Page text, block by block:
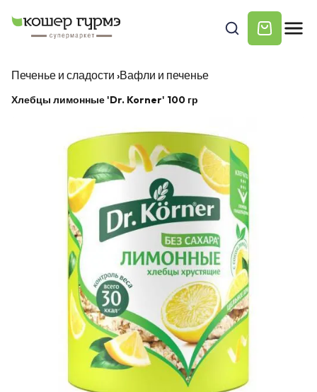
Печенье и сладости ›Вафли и печенье
Хлебцы лимонные 'Dr. Korner' 100 гр